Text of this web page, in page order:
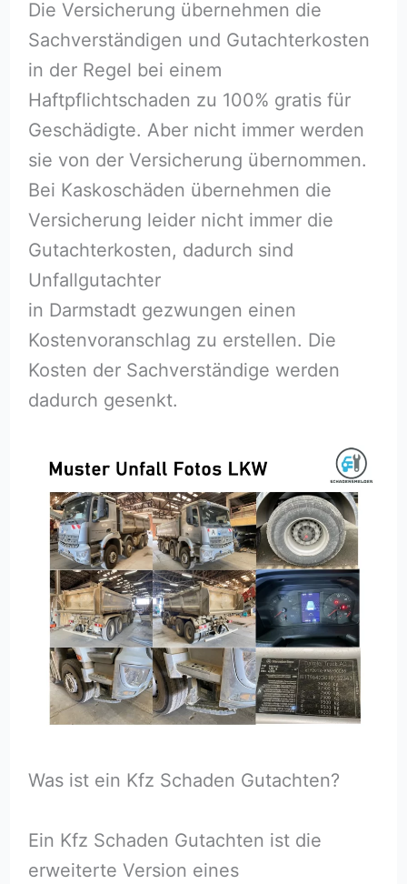
Die Versicherung übernehmen die
Sachverständigen und Gutachterkosten
in der Regel bei einem
Haftpflichtschaden zu 100% gratis für
Geschädigte. Aber nicht immer werden
sie von der Versicherung übernommen.
Bei Kaskoschäden übernehmen die
Versicherung leider nicht immer die
Gutachterkosten, dadurch sind
Unfallgutachter
in Darmstadt gezwungen einen
Kostenvoranschlag zu erstellen. Die
Kosten der Sachverständige werden
dadurch gesenkt.
Was ist ein Kfz Schaden Gutachten?
Ein Kfz Schaden Gutachten ist die
erweiterte Version eines